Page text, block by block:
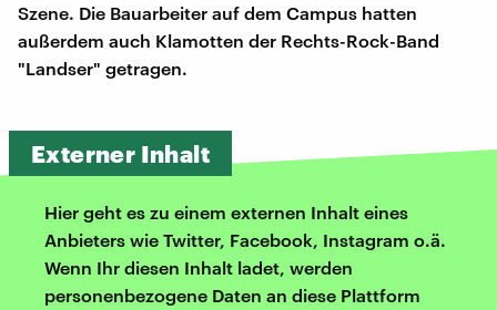
Szene. Die Bauarbeiter auf dem Campus hatten
außerdem auch Klamotten der Rechts-Rock-Band
"Landser" getragen.
Externer Inhalt
Hier geht es zu einem externen Inhalt eines
Anbieters wie Twitter, Facebook, Instagram o.ä.
Wenn Ihr diesen Inhalt ladet, werden
personenbezogene Daten an diese Plattform